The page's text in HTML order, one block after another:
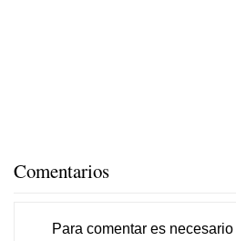
Comentarios
Para comentar es necesario